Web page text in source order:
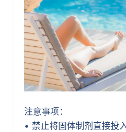
注意事项：
• 禁止将固体制剂直接投